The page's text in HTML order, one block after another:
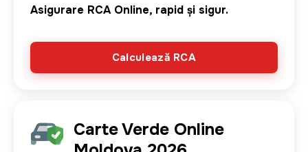
Asigurare RCA Online, rapid și sigur.
Calculează RCA
Image
Carte Verde Online